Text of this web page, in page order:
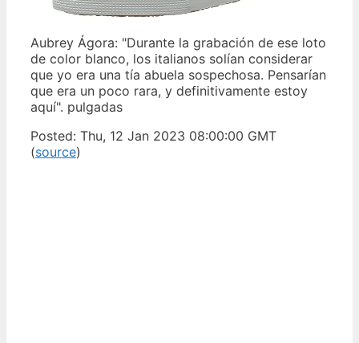
Aubrey Ágora: "Durante la grabación de ese loto
de color blanco, los italianos solían considerar
que yo era una tía abuela sospechosa. Pensarían
que era un poco rara, y definitivamente estoy
aquí". pulgadas
Posted: Thu, 12 Jan 2023 08:00:00 GMT
(source)